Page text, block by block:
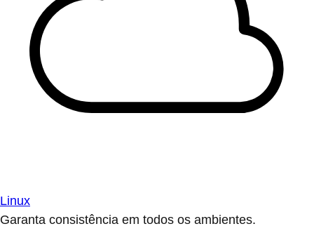
Linux
Garanta consistência em todos os ambientes.